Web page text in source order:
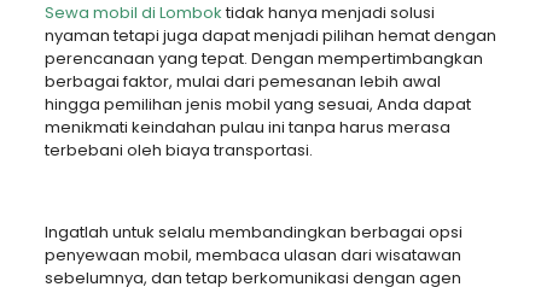
Sewa mobil di Lomboktidak hanya menjadi solusi
nyaman tetapi juga dapat menjadi pilihan hemat dengan
perencanaan yang tepat. Dengan mempertimbangkan
berbagai faktor, mulai dari pemesanan lebih awal
hingga pemilihan jenis mobil yang sesuai, Anda dapat
menikmati keindahan pulau ini tanpa harus merasa
terbebani oleh biaya transportasi.
Ingatlah untuk selalu membandingkan berbagai opsi
penyewaan mobil, membaca ulasan dari wisatawan
sebelumnya, dan tetap berkomunikasi dengan agen